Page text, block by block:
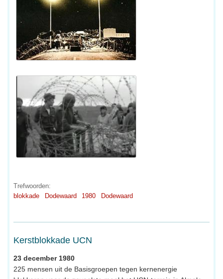
Trefwoorden:
blokkade
Dodewaard 1980 Dodewaard
Kerstblokkade UCN
23 december 1980
225 mensen uit de Basisgroepen tegen kernenergie